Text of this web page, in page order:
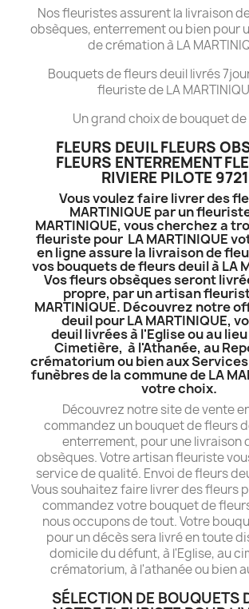
Nos fleuristes assurent la livraison
obsèques, enterrement ou bien pour
de crémation à LA
Bouquets de fleurs deuil livrés
fleuriste de LA
Un grand choix de bouquet
FLEURS DEUIL FLEURS
FLEURS ENTERREMENT
RIVIERE PILOTE
Vous voulez faire livrer des
MARTINIQUE par un
MARTINIQUE, vous cherchez a
fleuriste pour LA MARTINIQUE
en ligne assure la livraison de
vos bouquets de fleurs deuil à LA
Vos fleurs obsèques seront
propre, par un artisan
MARTINIQUE. Découvrez notre
deuil pour LA MARTINIQUE,
deuil livrées à l'Eglise ou au
Cimetière, à l'Athanée, au
crématorium ou bien aux
funèbres de la commune de LA
votre choix.
Découvrez notre site de vente
commandez un bouquet de fleurs
enterrement, pour une livraison
obsèques. Votre artisan fleuriste
service de qualité. Envoi de fleurs
Vous souhaitez faire livrer des fleurs
commandez votre bouquet de
nous occupons de tout. Votre
pour un décès sera livré en toute
domicile du défunt, à l'Eglise, au
crématorium, à l'athanée ou bien
SÉLECTION DE BOUQUETS